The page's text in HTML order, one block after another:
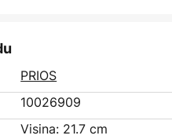
PRIOS
10026909
Visina: 21.7 cm